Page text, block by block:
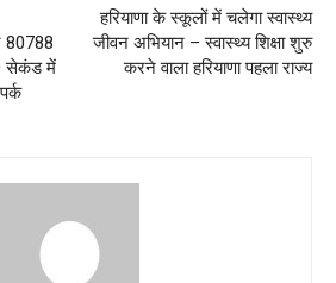
80788
सेकंड में
हरियाणा के स्कूलों में चलेगा स्वास्थ्य
जीवन अभियान – स्वास्थ्य शिक्षा शुरु
करने वाला हरियाणा पहला राज्य